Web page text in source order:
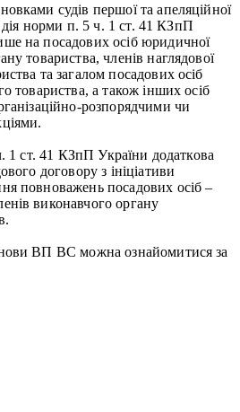
судів першої та апеляційної
дія норми п. 5 ч. 1 ст. 41 КЗпП
на посадових осіб юридичної
товариства, членів наглядової
та загалом посадових осіб
товариства, а також інших осіб
розпорядчими чи
1 ст. 41 КЗпП України додаткова
договору з ініціативи
повноважень посадових осіб –
виконавчого органу
ВП ВС можна ознайомитися за